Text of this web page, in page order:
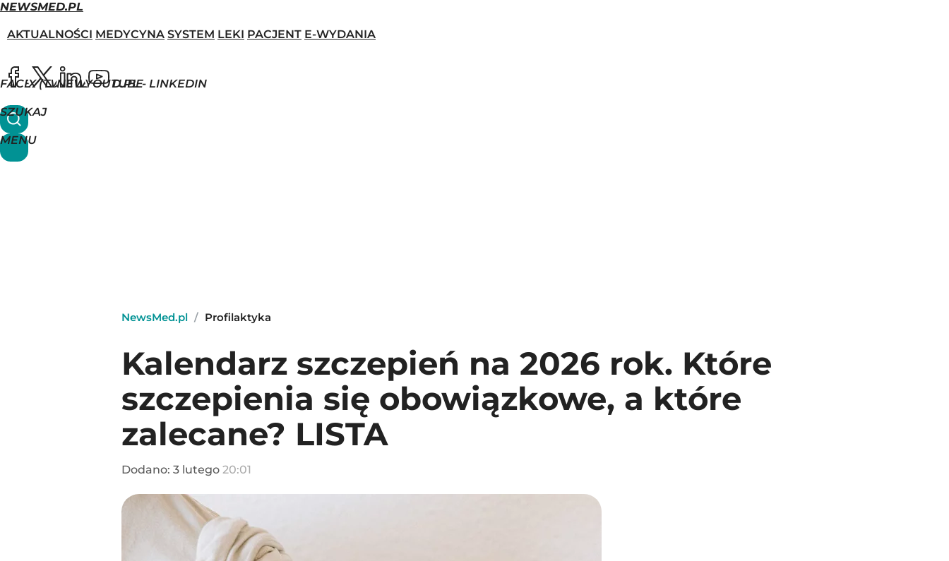
NEWSMED.PL
AKTUALNOŚCI MEDYCYNA SYSTEM LEKI PACJENT E-WYDANIA
FACEBOOK
X (TWITTER)
NEWSMED.PL - LINKEDIN
YOUTUBE
SZUKAJ
MENU
NewsMed.pl / Profilaktyka
Kalendarz szczepień na 2026 rok. Które
szczepienia się obowiązkowe, a które
zalecane? LISTA
Dodano: 3 lutego 20:01